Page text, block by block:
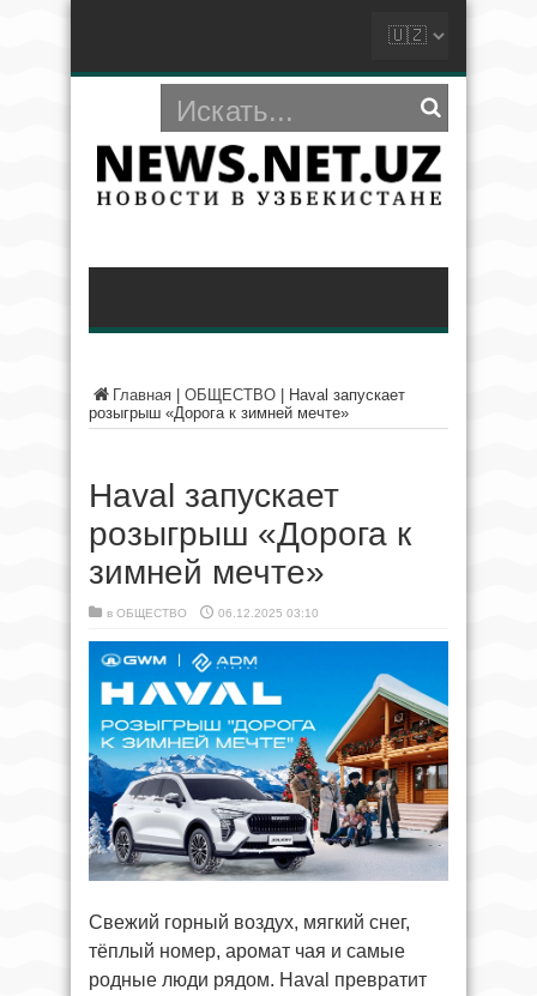
Главная ОБЩЕСТВО
Haval запускает
розыгрыш «Дорога к зимней мечте»
Haval запускает
розыгрыш «Дорога к
зимней мечте»
в ОБЩЕСТВО 06.12.2025 03:10
Свежий горный воздух, мягкий снег,
тёплый номер, аромат чая и самые
родные люди рядом. Haval превратит